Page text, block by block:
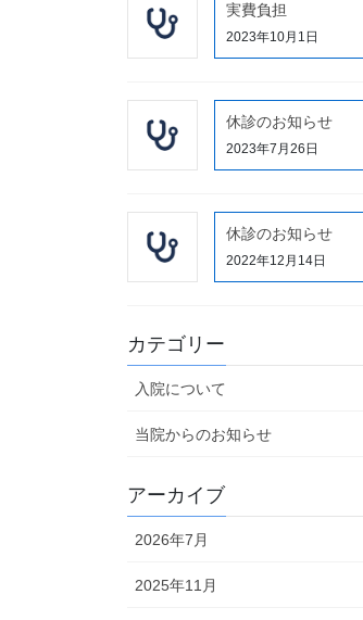
実費負担
2023年10月1日
休診のお知らせ
2023年7月26日
休診のお知らせ
2022年12月14日
カテゴリー
入院について
当院からのお知らせ
アーカイブ
2026年7月
2025年11月